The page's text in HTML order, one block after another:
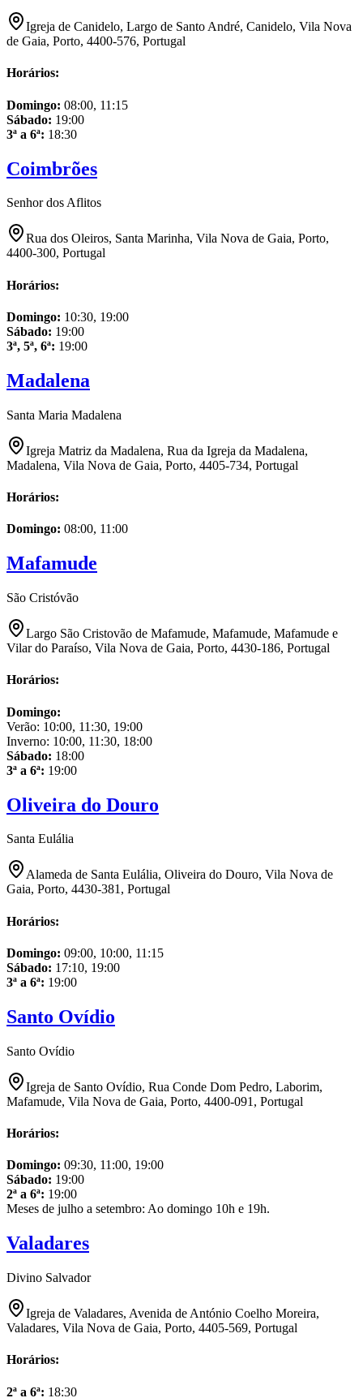
Igreja de Canidelo, Largo de Santo André, Canidelo, Vila Nova
de Gaia, Porto, 4400-576, Portugal
Horários:
Domingo: 08:00, 11:15
Sábado: 19:00
3ª a 6ª: 18:30
Coimbrões
Senhor dos Aflitos
Rua dos Oleiros, Santa Marinha, Vila Nova de Gaia, Porto,
4400-300, Portugal
Horários:
Domingo: 10:30, 19:00
Sábado: 19:00
3ª, 5ª, 6ª: 19:00
Madalena
Santa Maria Madalena
Igreja Matriz da Madalena, Rua da Igreja da Madalena,
Madalena, Vila Nova de Gaia, Porto, 4405-734, Portugal
Horários:
Domingo: 08:00, 11:00
Mafamude
São Cristóvão
Largo São Cristovão de Mafamude, Mafamude, Mafamude e
Vilar do Paraíso, Vila Nova de Gaia, Porto, 4430-186, Portugal
Horários:
Domingo:
Verão: 10:00, 11:30, 19:00
Inverno: 10:00, 11:30, 18:00
Sábado: 18:00
3ª a 6ª: 19:00
Oliveira do Douro
Santa Eulália
Alameda de Santa Eulália, Oliveira do Douro, Vila Nova de
Gaia, Porto, 4430-381, Portugal
Horários:
Domingo: 09:00, 10:00, 11:15
Sábado: 17:10, 19:00
3ª a 6ª: 19:00
Santo Ovídio
Santo Ovídio
Igreja de Santo Ovídio, Rua Conde Dom Pedro, Laborim,
Mafamude, Vila Nova de Gaia, Porto, 4400-091, Portugal
Horários:
Domingo: 09:30, 11:00, 19:00
Sábado: 19:00
2ª a 6ª: 19:00
Meses de julho a setembro: Ao domingo 10h e 19h.
Valadares
Divino Salvador
Igreja de Valadares, Avenida de António Coelho Moreira,
Valadares, Vila Nova de Gaia, Porto, 4405-569, Portugal
Horários:
2ª a 6ª: 18:30